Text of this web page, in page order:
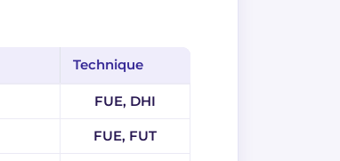
Technique
FUE, DHI
FUE, FUT